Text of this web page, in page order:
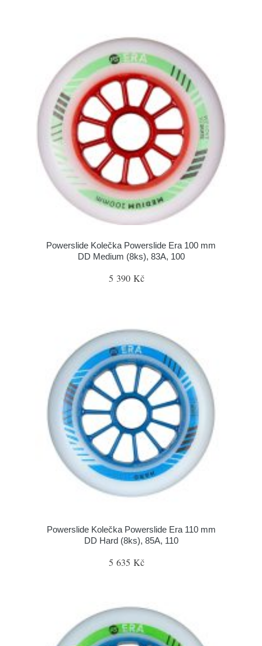
Powerslide Kolečka Powerslide Era 100 mm
DD Medium (8ks), 83A, 100
5 390 Kč
Powerslide Kolečka Powerslide Era 110 mm
DD Hard (8ks), 85A, 110
5 635 Kč